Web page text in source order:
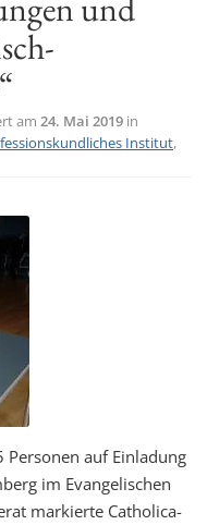
am 24. Mai 2019 in
Institut,
auf Einladung
im Evangelischen
markierte Catholica-